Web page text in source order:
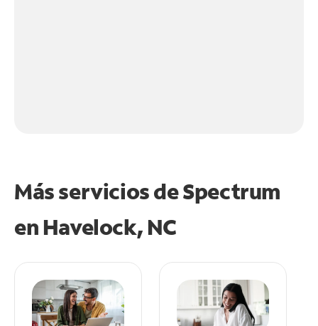
Más servicios de Spectrum
en Havelock, NC